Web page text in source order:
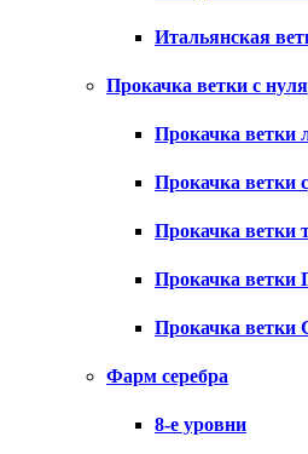
Итальянская
Прокачка ветки с нуля
Прокачка ветки
Прокачка ветки
Прокачка ветки
Прокачка
Прокачка ветки
Фарм серебра
8-е уровни